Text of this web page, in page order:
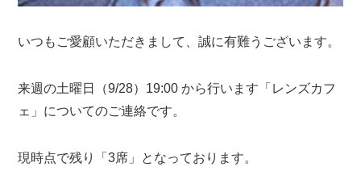
いつもご愛顧いただきまして、誠に有難うございます。
来週の土曜日（9/28）19:00 から行います「レンズカフ
ェ」についてのご連絡です。
現時点で残り「3席」となっております。